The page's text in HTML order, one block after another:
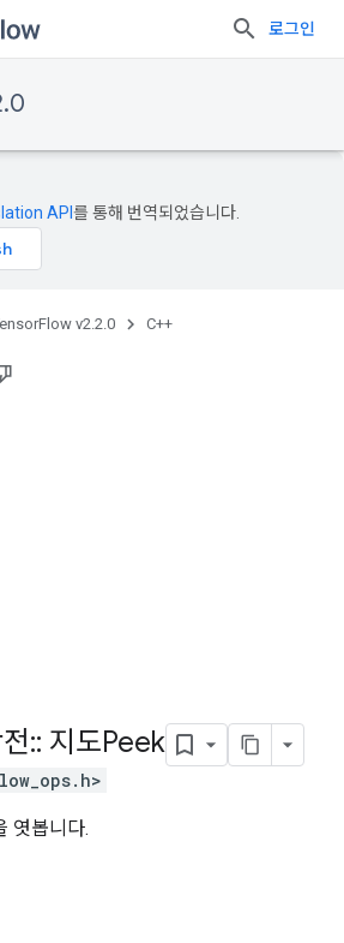
로그인
API 를 통해 번역되었습니다.
v2.2.0 C++
:: 지도Peek
엿봅니다.